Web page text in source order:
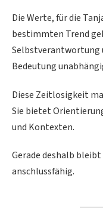
Die Werte, für die
bestimmten Trend
Selbstverantwortung
Bedeutung
Diese Zeitlosigkeit
Sie bietet
und Kontexten.
Gerade deshalb
anschlussfähig.